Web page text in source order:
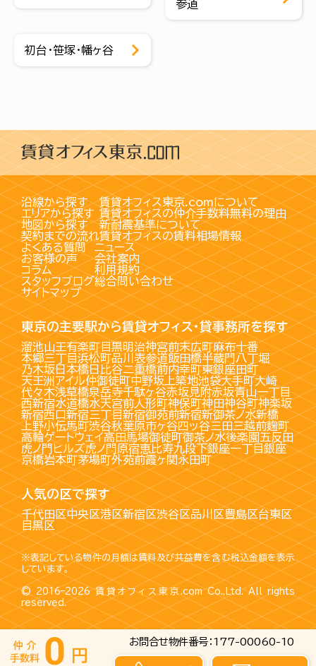
参道
初台・笹塚・幡ヶ谷
お問合せ物件番号：177-00060-10
沿線から探す
エリアから探す
地図から探す
契約までの流れ
賃貸オフィス東京.comについて
賃貸オフィスの仲介手数料無料の理由
新耐震基準について
賃貸オフィスの賃料相場情報
よくある質問
お客様の声
コラム
スタッフブログ
サイトマップ
ニュース
会社案内
利用規約
総合問い合わせ
東京の主要駅から賃貸オフィス・貸事務所を探す
溜池山王有楽町目黒明治神宮前末広町麻布十番
本郷三丁目浜松町品川 表参道飯田橋半蔵門八丁堀
乃木坂日本橋日比谷二重橋前内幸町東銀座田町
天王洲アイル仲御徒町中野坂上築地池袋大手町大崎
代々木浅草橋泉岳寺千駄ヶ谷赤坂見附赤坂青山一丁目
西新宿水道橋水天宮前人形町神保町神田神谷町神楽坂
新宿西口新宿三丁目新宿御苑前新宿新御茶ノ水新橋
上野小伝馬町渋谷秋葉原市ヶ谷四ッ谷三田三越前麹町
高輪ゲートウェイ高田馬場御徒町御茶ノ水後楽園五反田
虎ノ門ヒルズ虎ノ門原宿恵比寿九段下銀座一丁目銀座
京橋岩本町茅場町外苑前霞ヶ関永田町
人気の区で探す
千代田区中央区港区新宿区渋谷区品川区豊島区台東区
目黒区
※表記している物件の月額は賃料及び共益費を含む税込金額を表示
しています。
© 2016–2026賃貸オフィス東京.comCo.,Ltd. All rights
reserved.